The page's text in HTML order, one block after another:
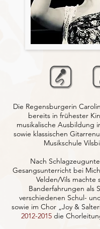
Die Regensburgerin
bereits in frühester
musikalische Ausbildung
sowie klassischen
Musikschule
Nach
Gesangsunterricht bei
Velden/Vils machte
Banderfahrungen als
verschiedenen Schul-
sowie im Chor „Joy &
2012-2015die